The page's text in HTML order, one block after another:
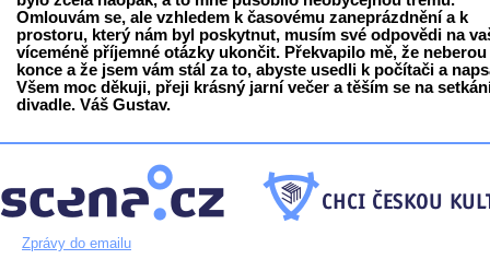
Omlouvám se, ale vzhledem k časovému zaneprázdnění a k
prostoru, který nám byl poskytnut, musím své odpovědi na
víceméně příjemné otázky ukončit. Překvapilo mě, že neberou
konce a že jsem vám stál za to, abyste usedli k počítači a
Všem moc děkuji, přeji krásný jarní večer a těším se na
divadle. Váš Gustav.
Zprávy do emailu